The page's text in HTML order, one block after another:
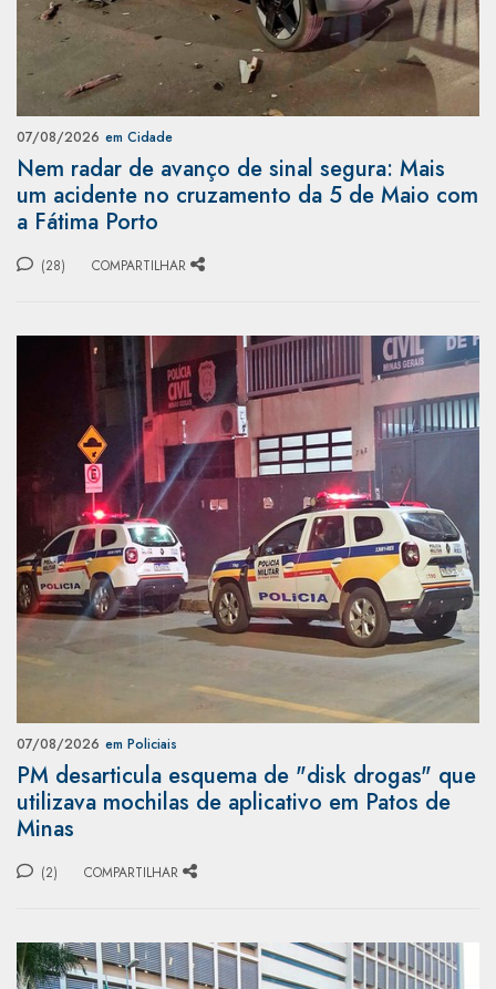
07/08/2026 em Cidade
Nem radar de avanço de sinal segura: Mais
um acidente no cruzamento da 5 de Maio com
a Fátima Porto
(28) COMPARTILHAR
07/08/2026 em Policiais
PM desarticula esquema de "disk drogas" que
utilizava mochilas de aplicativo em Patos de
Minas
(2) COMPARTILHAR